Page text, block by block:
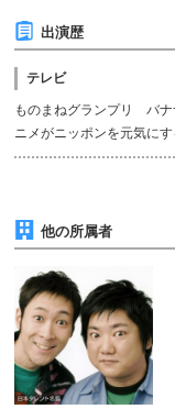
出演歴
テレビ
ものまねグランプリ バ
ニメがニッポンを元気に
他の所属者